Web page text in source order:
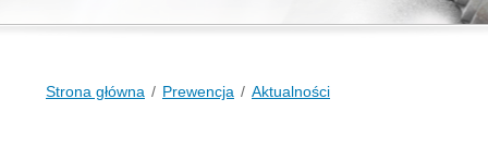
Strona główna Prewencja Aktualności